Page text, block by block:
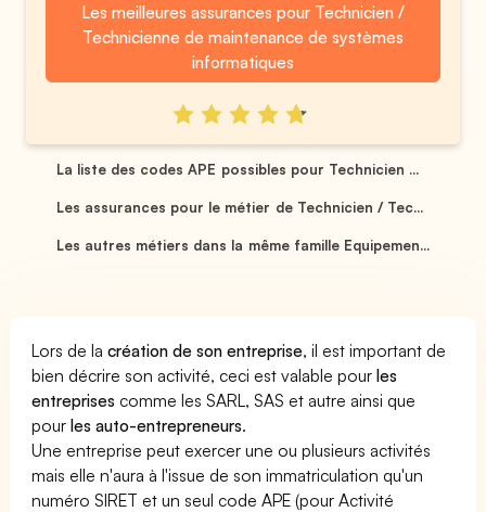
Les meilleures assurances pour Technicien /
Technicienne de maintenance de systèmes
informatiques
La liste des codes APE possibles pour Technicien ...
Les assurances pour le métier de Technicien / Tec...
Les autres métiers dans la même famille Equipemen...
Lors de lacréation de son entreprise, il est important de
bien décrire son activité, ceci est valable pourles
entreprises comme les SARL, SAS et autre ainsi que
pourles auto-entrepreneurs.
Une entreprise peut exercer une ou plusieurs activités
mais elle n'aura à l'issue de son immatriculation qu'un
numéro SIRET et un seul code APE (pour Activité